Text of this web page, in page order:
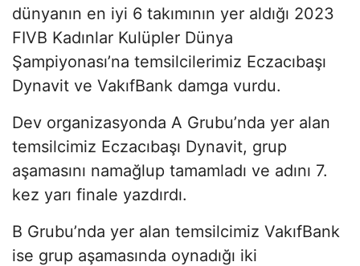
dünyanın en iyi 6 takımının yer aldığı 2023
FIVB Kadınlar Kulüpler Dünya
Şampiyonası’na temsilcilerimiz Eczacıbaşı
Dynavit ve VakıfBank damga vurdu.
Dev organizasyonda A Grubu’nda yer alan
temsilcimiz Eczacıbaşı Dynavit, grup
aşamasını namağlup tamamladı ve adını 7.
kez yarı finale yazdırdı.
B Grubu’nda yer alan temsilcimiz VakıfBank
ise grup aşamasında oynadığı iki